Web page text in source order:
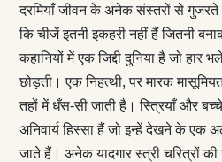
दरमियाँ जीवन के अनेक संस्तरों से गुजरते
कि चीजें इतनी इकहरी नहीं हैं जितनी
कहानियों में एक जिद्दी दुनिया है जो हार
छोड़ती। एक निहत्थी, पर मारक
तहों में धँस-सी जाती है। स्त्रियाँ और
अनिवार्य हिस्सा हैं जो इन्हें देखने के
जाते हैं। अनेक यादगार स्त्री चरित्रों